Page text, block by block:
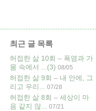
최근 글 목록
허접한 삶 10회 – 폭염과 가
뭄 속에서 ... (3) 08/05
허접한 삶 9회 – 내 안에, 그
리고 우리...
07/28
허접한 삶 8회 – 세상이 마
음 같지 않... 07/21